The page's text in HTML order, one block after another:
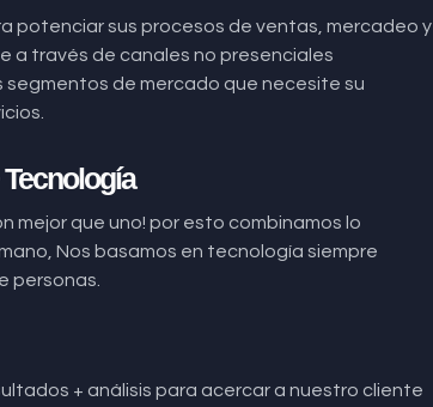
potenciar sus procesos de ventas, mercadeo y
a través de canales no presenciales
segmentos de mercado que necesite su
mejor que uno! por esto combinamos lo
Nos basamos en tecnología siempre
personas.
+ análisis para acercar a nuestro cliente